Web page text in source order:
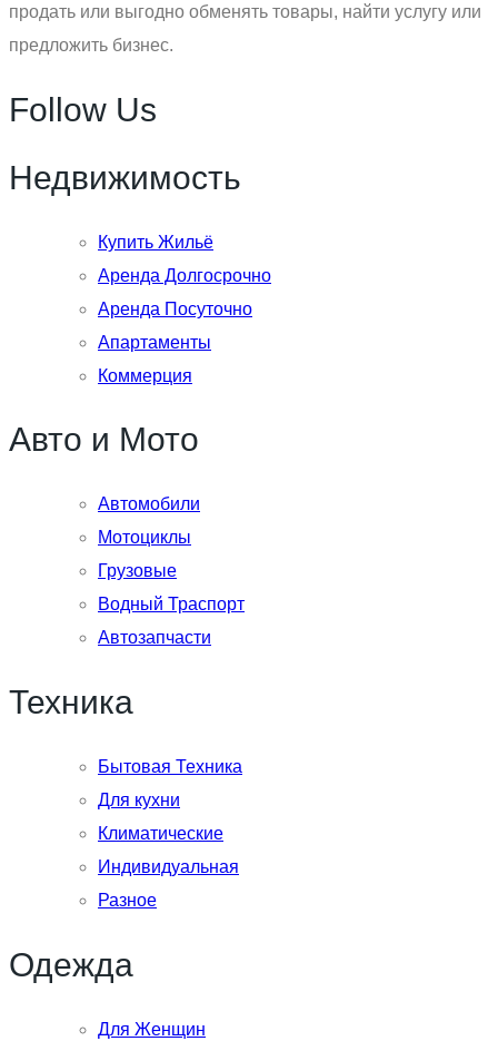
продать или выгодно обменять товары, найти услугу или
предложить бизнес.
Follow Us
Недвижимость
Купить Жильё
Аренда Долгосрочно
Аренда Посуточно
Апартаменты
Коммерция
Авто и Мото
Автомобили
Мотоциклы
Грузовые
Водный Траспорт
Автозапчасти
Техника
Бытовая Техника
Для кухни
Климатические
Индивидуальная
Разное
Одежда
Для Женщин